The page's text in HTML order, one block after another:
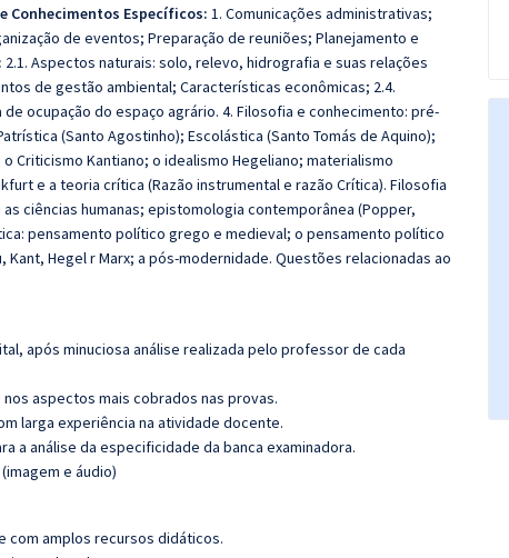
Conhecimentos Específicos: 1. Comunicações administrativas;
de eventos; Preparação de reuniões; Planejamento e
2.1. Aspectos naturais: solo, relevo, hidrografia e suas relações
de gestão ambiental; Características econômicas; 2.4.
ocupação do espaço agrário. 4. Filosofia e conhecimento: pré-
(Santo Agostinho); Escolástica (Santo Tomás de Aquino);
Criticismo Kantiano; o idealismo Hegeliano; materialismo
e a teoria crítica (Razão instrumental e razão Crítica). Filosofia
ciências humanas; epistomologia contemporânea (Popper,
pensamento político grego e medieval; o pensamento político
Hegel r Marx; a pós-modernidade. Questões relacionadas ao
após minuciosa análise realizada pelo professor de cada
aspectos mais cobrados nas provas.
larga experiência na atividade docente.
a análise da especificidade da banca examinadora.
e áudio)
com amplos recursos didáticos.